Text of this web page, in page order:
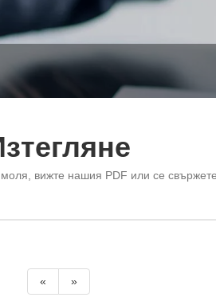
вижте нашия PDF или се
« »